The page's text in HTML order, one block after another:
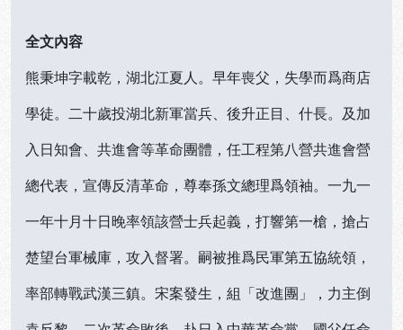
全文內容
熊秉坤字載乾，湖北江夏人。早年喪父，失學而爲商店
學徒。二十歲投湖北新軍當兵、後升正目、什長。及加
入日知會、共進會等革命團體，任工程第八營共進會營
總代表，宣傳反清革命，尊奉孫文總理爲領袖。一九一
一年十月十日晚率領該營士兵起義，打響第一槍，搶占
楚望台軍械庫，攻入督署。嗣被推爲民軍第五協統領，
率部轉戰武漢三鎮。宋案發生，組「改進團」，力主倒